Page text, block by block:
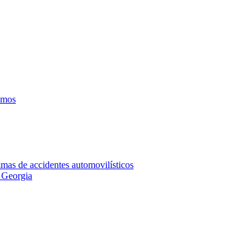
de accidentes automovilísticos